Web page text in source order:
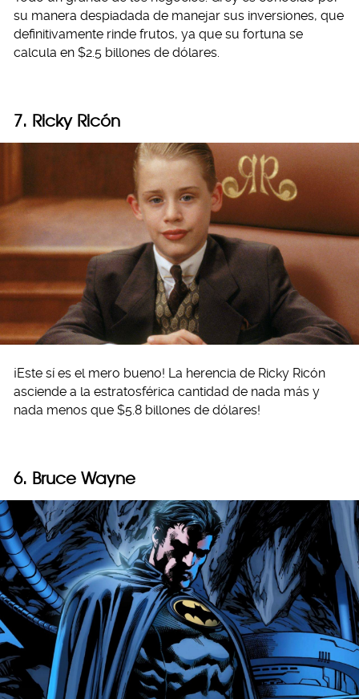
su manera despiadada de manejar sus inversiones, que
definitivamente rinde frutos, ya que su fortuna se
calcula en $2.5 billones de dólares.
7. Ricky Ricón
¡Este sí es el mero bueno! La herencia de Ricky Ricón
asciende a la estratosférica cantidad de nada más y
nada menos que $5.8 billones de dólares!
6. Bruce Wayne